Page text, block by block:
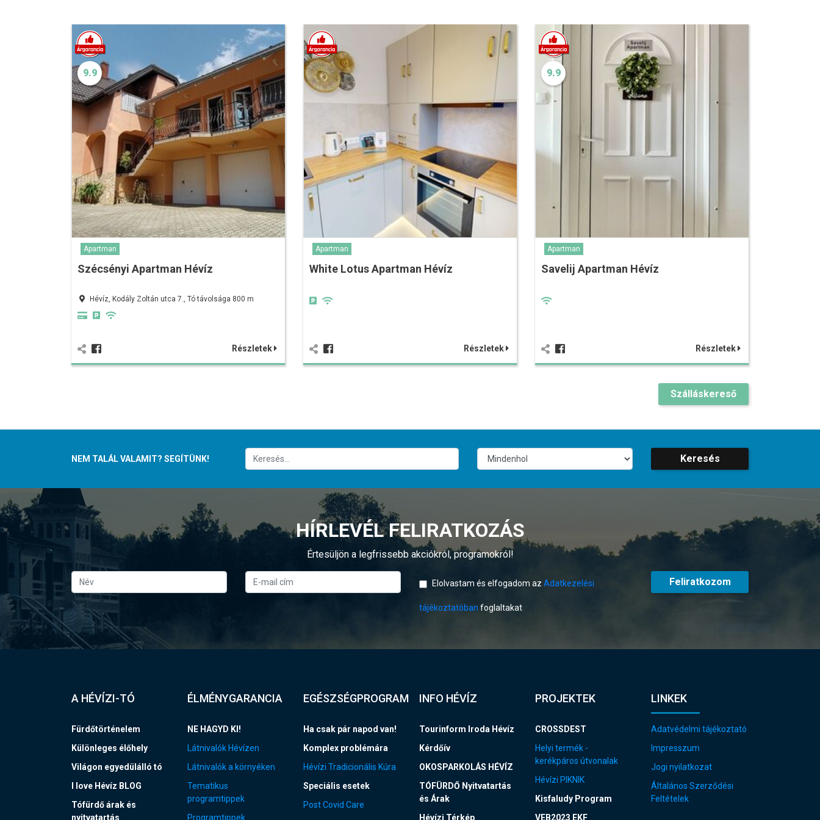
9.9
Apartman
Szécsényi Apartman Hévíz
Hévíz, Kodály Zoltán utca 7., Tó távolsága 800 m
Részletek
Apartman
White Lotus Apartman Hévíz
Részletek
9.9
Apartman
Savelij Apartman Hévíz
Részletek
Szálláskereső
NEM TALÁL VALAMIT? SEGÍTÜNK! Keresés
HÍRLEVÉL FELIRATKOZÁS
Értesüljön a legfrissebb akciókról, programokról!
Elolvastam és elfogadom az Adatkezelési
tájékoztatóban foglaltakat
Feliratkozom
A HÉVÍZI-TÓ
Fürdőtörténelem
Különleges élőhely
Világon egyedülálló tó
I love Hévíz BLOG
Tófürdő árak és
nyitvatartás
ÉLMÉNYGARANCIA
NE HAGYD KI!
Látnivalók Hévízen
Látnivalók a környéken
Tematikus
programtippek
Programtippek
EGÉSZSÉGPROGRAM
Ha csak pár napod van!
Komplex problémára
Hévízi Tradicionális Kúra
Speciális esetek
Post Covid Care
INFO HÉVÍZ
Tourinform Iroda Hévíz
Kérdőív
OKOSPARKOLÁS HÉVÍZ
TÓFÜRDŐ Nyitvatartás
és Árak
Hévízi Térkép
PROJEKTEK
CROSSDEST
Helyi termék -
kerékpáros útvonalak
Hévízi PIKNIK
Kisfaludy Program
VEB2023 EKF
LINKEK
Adatvédelmi tájékoztató
Impresszum
Jogi nyilatkozat
Általános Szerződési
Feltételek